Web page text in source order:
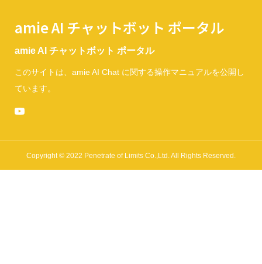
amie AI チャットボット ポータル
amie AI チャットボット ポータル
このサイトは、amie AI Chat に関する操作マニュアルを公開し
ています。
Copyright © 2022 Penetrate of Limits Co.,Ltd. All Rights Reserved.